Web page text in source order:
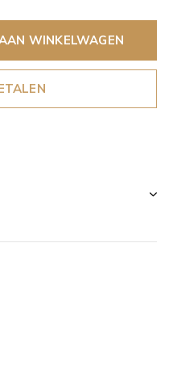
WINKELWAGEN